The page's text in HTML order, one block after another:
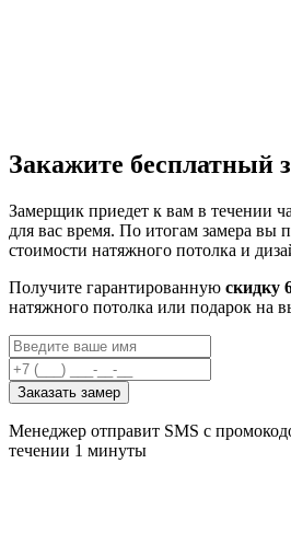
Закажите бесплатный
Замерщик приедет к вам в течении
для вас время. По итогам замера вы
стоимости натяжного потолка и
Получите гарантированную скидку
натяжного потолка или подарок на
Заказать замер
Менеджер отправит SMS с
течении 1 минуты